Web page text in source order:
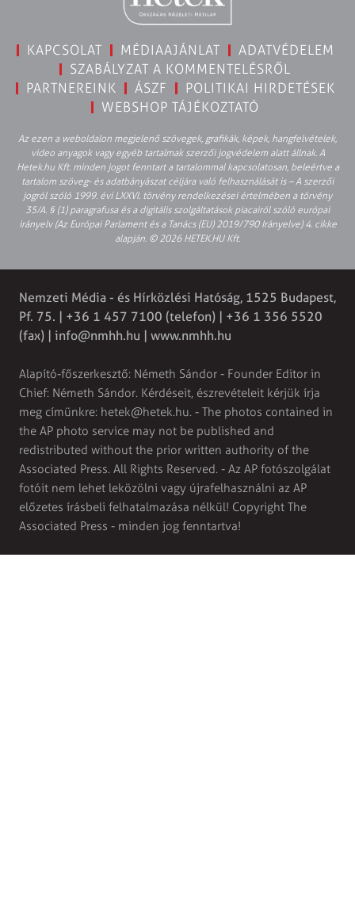
KAPCSOLAT MÉDIAAJÁNLAT
ADATVÉDELEM
SZABÁLYZAT A KOMMENTELÉSRŐL
PARTNEREINK
ÁSZF
POLITIKAI HIRDETÉSEK
WEBSHOP TÁJÉKOZTATÓ
Az ezen a weboldalon megjelenő szövegek, grafikák, képek, hangfelvételek,
video anyagok vagy egyéb tartalmak szerzői jogvédelem alatt állnak. A
Hetek.hu Kft. minden jogot fenntart a tartalommal kapcsolatosan, beleértve a
tartalom szöveg- és adatbányászat céljára való felhasználását is – A szerzői
jogról szóló 1999. évi LXXVI. törvény rendelkezései értelmében a törvény
35/A. § (1) paragrafusa és a digitális szolgáltatások piacairól szóló európai
irányelv (Az Európai Parlament és a Tanács (EU) 2019/790 Irányelve) 4. cikke
alapján. © 2026 HETEK.HU Kft.
Nemzeti Média - és Hírközlési Hatóság, 1525 Budapest,
Pf. 75. | +36 1 457 7100 (telefon) | +36 1 356 5520
(fax) | info@nmhh.hu | www.nmhh.hu
Alapító-főszerkesztő: Németh Sándor - Founder Editor in
Chief: Németh Sándor. Kérdéseit, észrevételeit kérjük írja
meg címünkre: hetek@hetek.hu. - The photos contained in
the AP photo service may not be published and
redistributed without the prior written authority of the
Associated Press. All Rights Reserved. - Az AP fotószolgálat
fotóit nem lehet leközölni vagy újrafelhasználni az AP
előzetes írásbeli felhatalmazása nélkül! Copyright The
Associated Press - minden jog fenntartva!